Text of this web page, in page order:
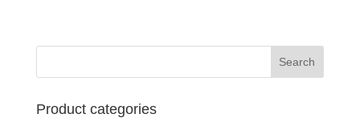
Product categories